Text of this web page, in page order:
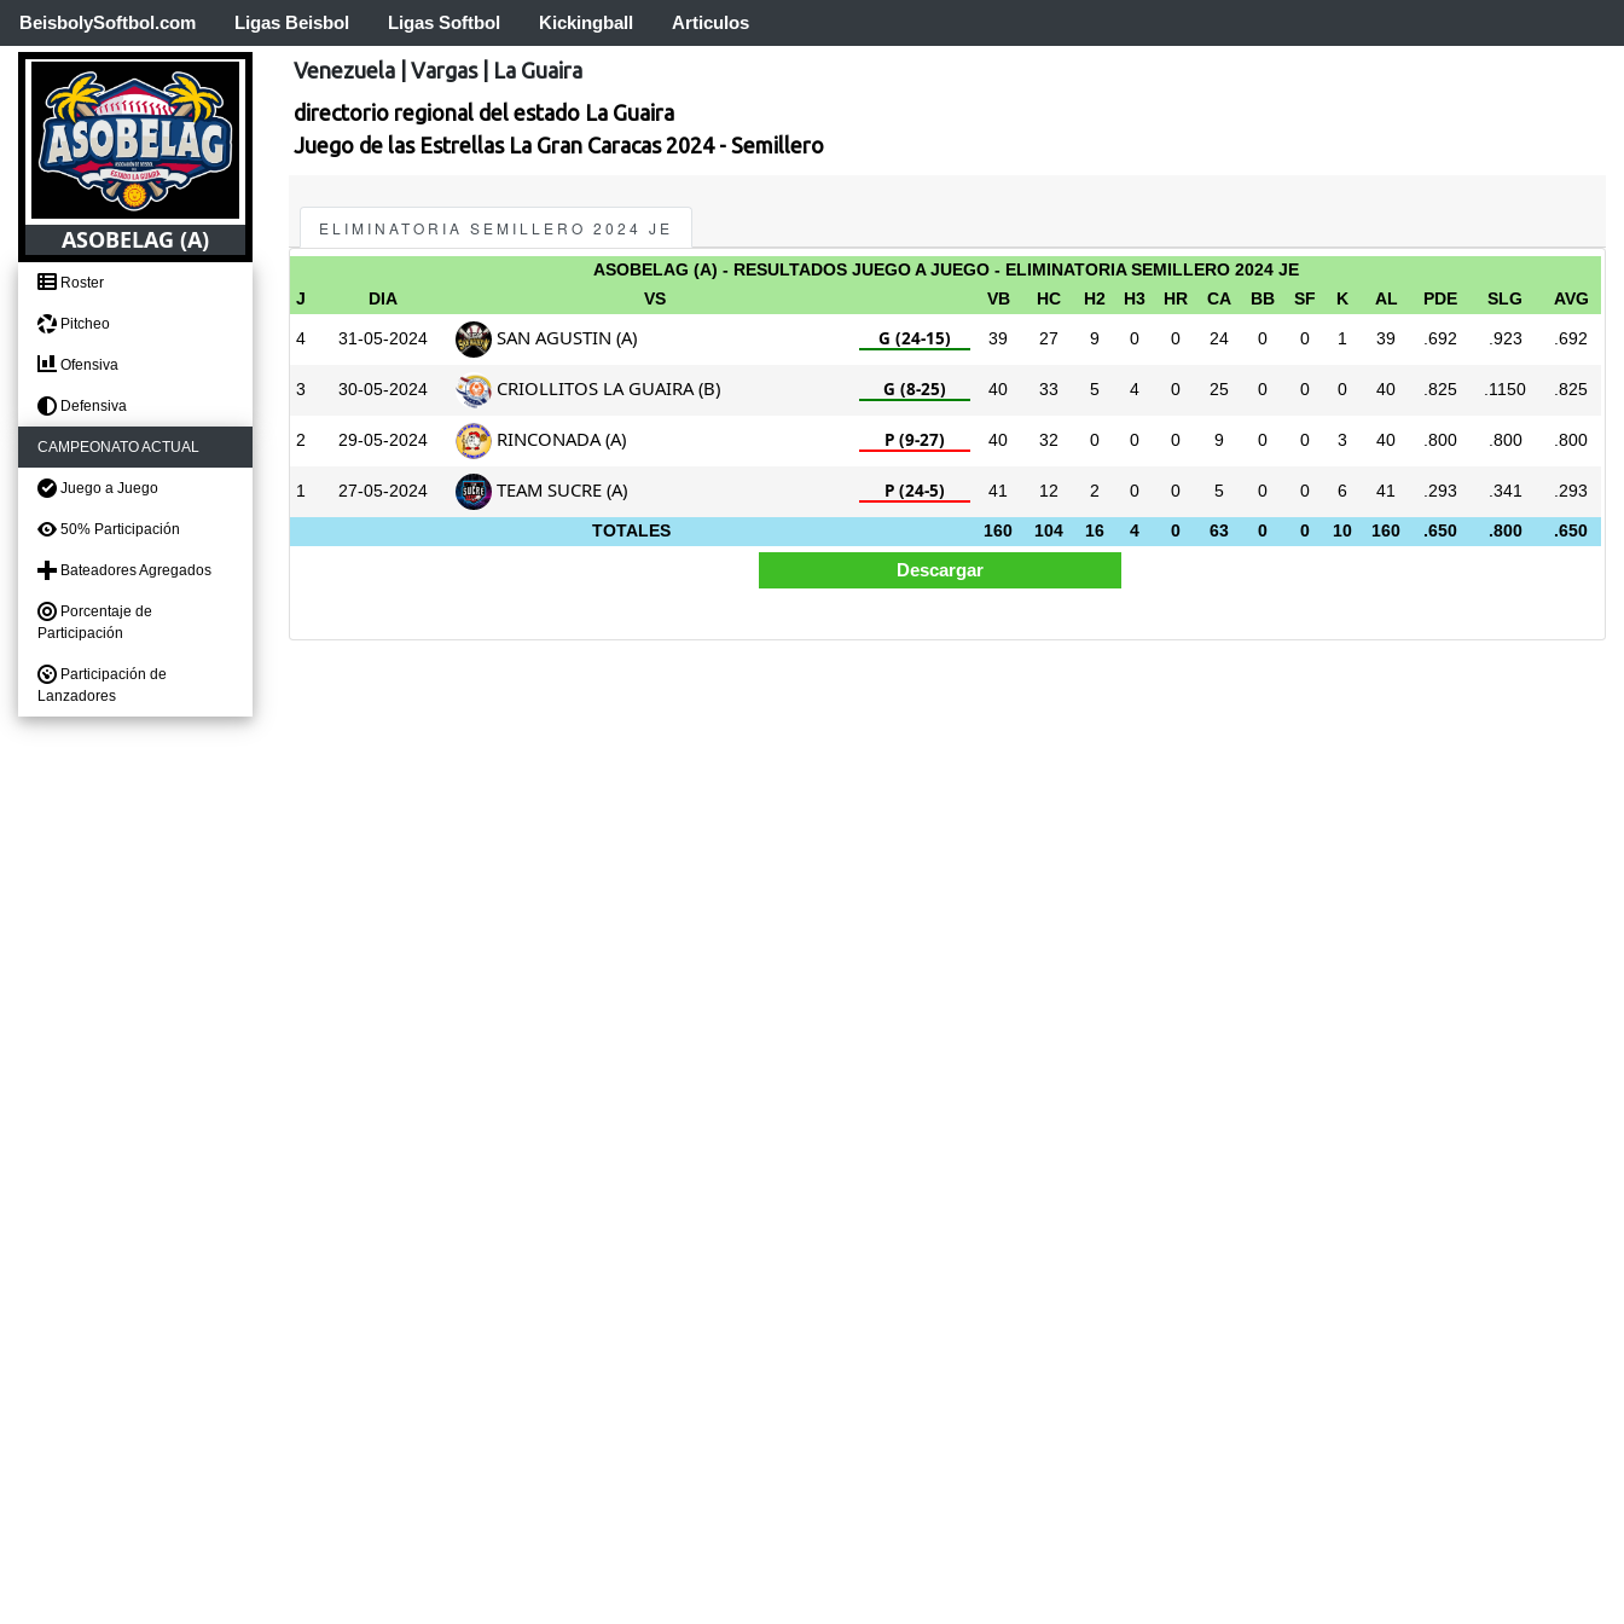
BeisbolySoftbol.com Ligas Beisbol Ligas Softbol Kickingball Articulos
ASOBELAG (A)
Roster
Pitcheo
Ofensiva
Defensiva
CAMPEONATO ACTUAL
Juego a Juego
50% Participación
Bateadores Agregados
Porcentaje de
Participación
Participación de
Lanzadores
Venezuela Vargas
La Guaira
directorio regional del estado La Guaira
Juego de las Estrellas La Gran Caracas 2024 - Semillero
ELIMINATORIA SEMILLERO 2024 JE
ASOBELAG (A) - RESULTADOS JUEGO A JUEGO - ELIMINATORIA SEMILLERO 2024 JE
J
DIA VS VB HC H2 H3 HR CA BB SF K AL PDE SLG AVG
4 31-05-2024 SAN AGUSTIN (A) G (24-15) 39 27 9 0 0 24 0 0 1 39 .692 .923 .692
3 30-05-2024 CRIOLLITOS LA GUAIRA (B) G (8-25) 40 33 5 4 0 25 0 0 0 40 .825 .1150 .825
2 29-05-2024 RINCONADA (A) P (9-27) 40 32 0 0 0 9 0 0 3 40 .800 .800 .800
1 27-05-2024 TEAM SUCRE (A) P (24-5) 41 12 2 0 0 5 0 0 6 41 .293 .341 .293
TOTALES 160 104 16 4 0 63 0 0 10 160 .650 .800 .650